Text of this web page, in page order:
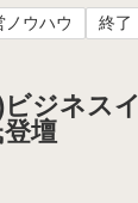
ノウハウ 終了
ビジネス
壇